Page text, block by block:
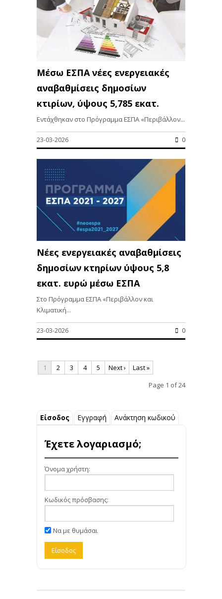
Μέσω ΕΣΠΑ νέες ενεργειακές
αναβαθμίσεις δημοσίων
κτιρίων, ύψους 5,785 εκατ.
Εντάχθηκαν στο Πρόγραμμα ΕΣΠΑ «Περιβάλλον...
23-03-2026 0
Νέες ενεργειακές αναβαθμίσεις
δημοσίων κτηρίων ύψους 5,8
εκατ. ευρώ μέσω ΕΣΠΑ
Στο Πρόγραμμα ΕΣΠΑ «Περιβάλλον και
Κλιματική...
23-03-2026 0
1 2 3 4 5 Next ›
Last »
Page 1 of 24
Είσοδος Εγγραφή Ανάκτηση κωδικού
Έχετε λογαριασμό;
Όνομα χρήστη:
Κωδικός πρόσβασης:
Να με θυμάσαι